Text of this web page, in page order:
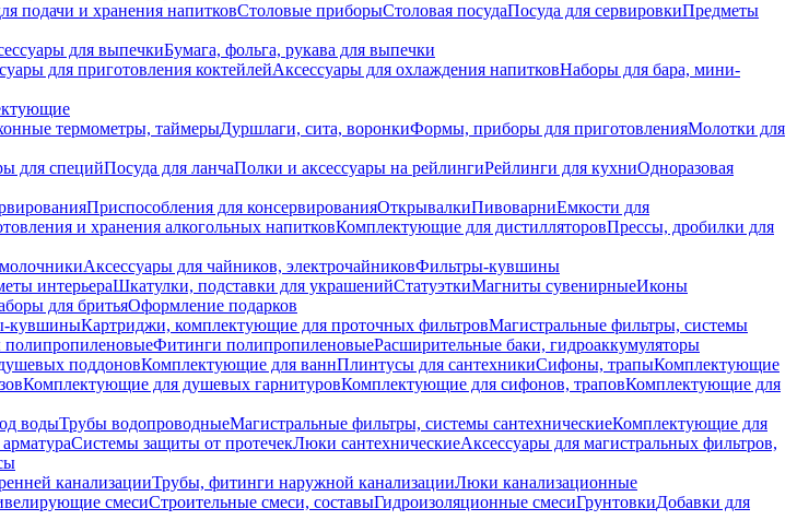
подачи и хранения напитковСтоловые приборыСтоловая посудаПосуда для сервировкиПредметы
для выпечкиБумага, фольга, рукава для выпечки
для приготовления коктейлейАксессуары для охлаждения напитковНаборы для бара, мини-
термометры, таймерыДуршлаги, сита, воронкиФормы, приборы для приготовленияМолотки для
для специйПосуда для ланчаПолки и аксессуары на рейлингиРейлинги для кухниОдноразовая
Приспособления для консервированияОткрывалкиПивоварниЕмкости для
и хранения алкогольных напитковКомплектующие для дистилляторовПрессы, дробилки для
Аксессуары для чайников, электрочайниковФильтры-кувшины
интерьераШкатулки, подставки для украшенийСтатуэткиМагниты сувенирныеИконы
для бритьяОформление подарков
кувшиныКартриджи, комплектующие для проточных фильтровМагистральные фильтры, системы
полипропиленовыеФитинги полипропиленовыеРасширительные баки, гидроаккумуляторы
поддоновКомплектующие для ваннПлинтусы для сантехникиСифоны, трапыКомплектующие
Комплектующие для душевых гарнитуровКомплектующие для сифонов, траповКомплектующие для
водыТрубы водопроводныеМагистральные фильтры, системы сантехническиеКомплектующие для
Системы защиты от протечекЛюки сантехническиеАксессуары для магистральных фильтров,
канализацииТрубы, фитинги наружной канализацииЛюки канализационные
смесиСтроительные смеси, составыГидроизоляционные смесиГрунтовкиДобавки для